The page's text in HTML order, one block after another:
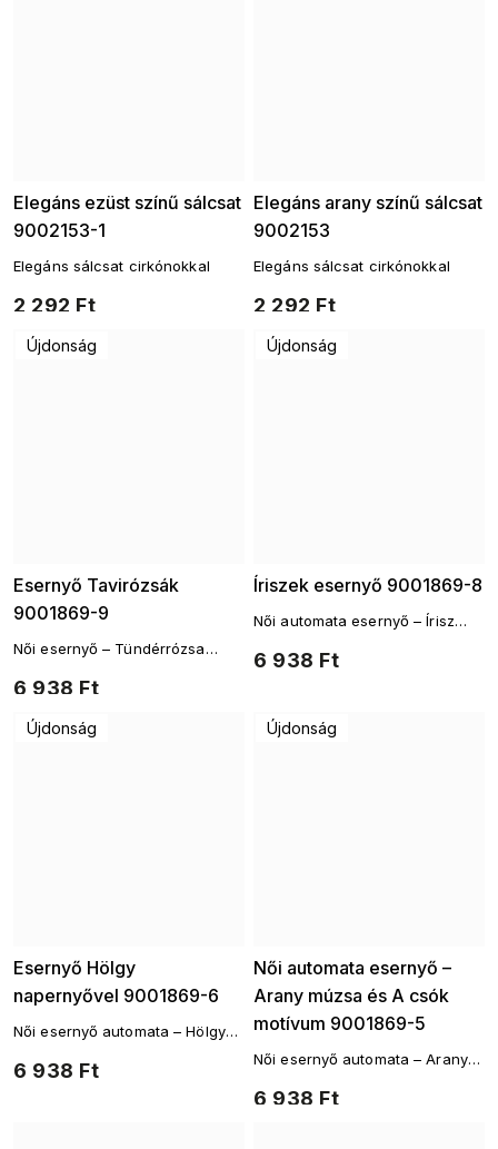
Elegáns ezüst színű sálcsat
9002153-1
2 292 Ft
Elegáns sálcsat cirkónokkal
Elegáns arany színű sálcsat
9002153
2 292 Ft
Elegáns sálcsat cirkónokkal
Újdonság
Esernyő Tavirózsák
9001869-9
6 938 Ft
Női esernyő – Tündérrózsa
Újdonság
Íriszek esernyő 9001869-8
6 938 Ft
Női automata esernyő – Írisz
Újdonság
Esernyő Hölgy
napernyővel 9001869-6
6 938 Ft
Női esernyő automata – Hölgy
Újdonság
Női automata esernyő –
Arany múzsa és A csók
motívum 9001869-5
6 938 Ft
Női esernyő automata – Arany